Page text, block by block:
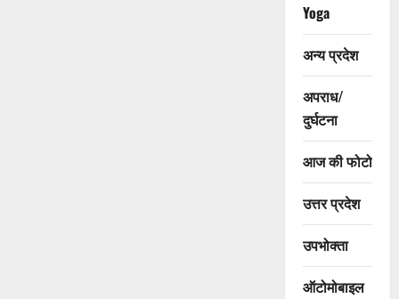
Yoga
अन्य प्रदेश
अपराध/
दुर्घटना
आज की फोटो
उत्तर प्रदेश
उपभोक्ता
ऑटोमोबाइल